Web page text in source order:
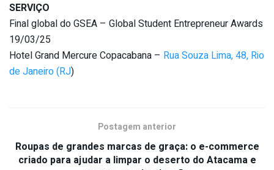
SERVIÇO
Final global do GSEA – Global Student Entrepreneur Awards
19/03/25
Hotel Grand Mercure Copacabana – Rua Souza Lima, 48, Rio
de Janeiro (RJ)
Postagem anterior
Roupas de grandes marcas de graça: o e-commerce
criado para ajudar a limpar o deserto do Atacama e